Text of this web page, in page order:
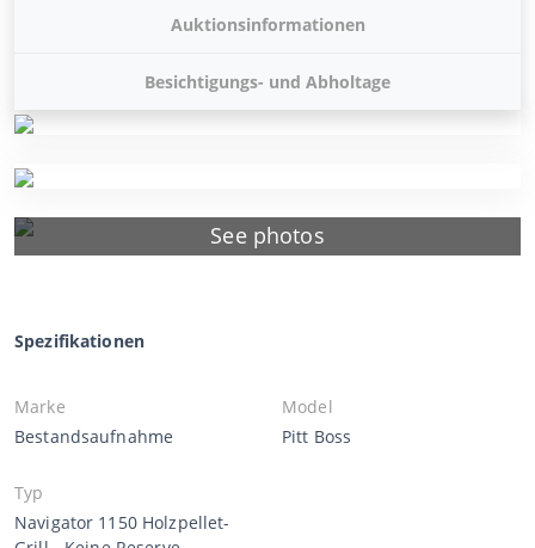
See photos
Auktionsinformationen
Besichtigungs- und Abholtage
Spezifikationen
Marke
Bestandsaufnahme
Model
Pitt Boss
Typ
Navigator 1150 Holzpellet-